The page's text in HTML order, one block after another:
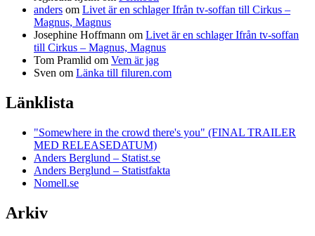
anders om Livet är en schlager Ifrån tv-soffan till Cirkus –
Magnus, Magnus
Josephine Hoffmann om Livet är en schlager Ifrån tv-soffan
till Cirkus – Magnus, Magnus
Tom Pramlid om Vem är jag
Sven om Länka till filuren.com
Länklista
"Somewhere in the crowd there's you" (FINAL TRAILER
MED RELEASEDATUM)
Anders Berglund – Statist.se
Anders Berglund – Statistfakta
Nomell.se
Arkiv